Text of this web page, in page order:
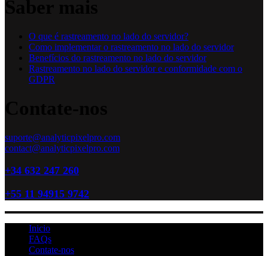
O que é rastreamento no lado do servidor?
Como implementar o rastreamento no lado do servidor
Benefícios do rastreamento no lado do servidor
Rastreamento no lado do servidor e conformidade com o
GDPR
suporte@analyticpixelpro.com
contact@analyticpixelpro.com
+34 632 247 260
+55 11 94915 9742
Inicio
FAQs
Contate-nos